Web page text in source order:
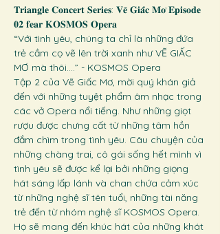
𝐓𝐫𝐢𝐚𝐧𝐠𝐥𝐞 𝐂𝐨𝐧𝐜𝐞𝐫𝐭 𝐒𝐞𝐫𝐢𝐞𝐬: 𝐕𝐞̃ 𝐆𝐢𝐚̂́𝐜 𝐌𝐨̛ 𝐄𝐩𝐢𝐬𝐨𝐝𝐞
𝟎𝟐 𝐟𝐞𝐚𝐫 𝐊𝐎𝐒𝐌𝐎𝐒 𝐎𝐩𝐞𝐫𝐚
“Với tình yêu, chúng ta chỉ là những đứa
trẻ cầm cọ vẽ lên trời xanh như VẼ GIẤC
MƠ mà thôi….” - KOSMOS Opera
Tập 2 của Vẽ Giấc Mơ, mời quý khán giả
đến với những tuyệt phẩm âm nhạc trong
các vở Opera nổi tiếng. Như những giọt
rượu được chưng cất từ những tâm hồn
đắm chìm trong tình yêu. Câu chuyện của
những chàng trai, cô gái sống hết mình vì
tình yêu sẽ được kể lại bởi những giọng
hát sáng lấp lánh và chan chứa cảm xúc
từ những nghệ sĩ tên tuổi, những tài năng
trẻ đến từ nhóm nghệ sĩ KOSMOS Opera.
Họ sẽ mang đến khúc hát của những khát